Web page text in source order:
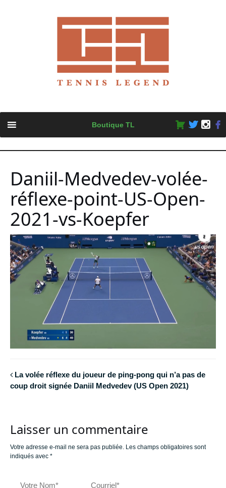
content
Boutique TL
Daniil-Medvedev-volée-
réflexe-point-US-Open-
2021-vs-Koepfer
La volée réflexe du joueur de ping-pong qui n’a pas de
coup droit signée Daniil Medvedev (US Open 2021)
Laisser un commentaire
Votre adresse e-mail ne sera pas publiée. Les champs obligatoires sont
indiqués avec *